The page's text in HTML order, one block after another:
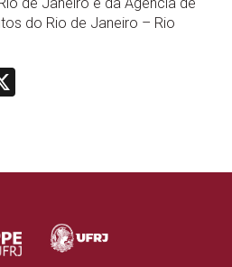
do Rio de Janeiro – Rio